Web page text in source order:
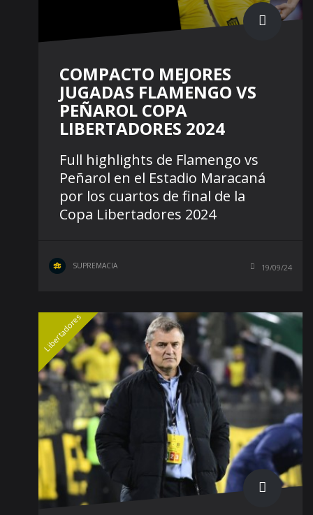
COMPACTO MEJORES
JUGADAS FLAMENGO VS
PEÑAROL COPA
LIBERTADORES 2024
Full highlights de Flamengo vs
Peñarol en el Estadio Maracaná
por los cuartos de final de la
Copa Libertadores 2024
SUPREMACIA 19/09/24
Libertadores